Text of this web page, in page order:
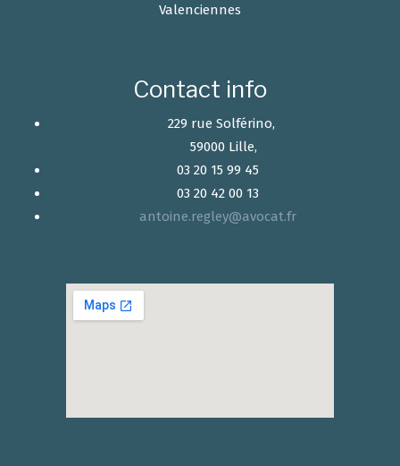
Valenciennes
Contact info
229 rue Solférino,
59000 Lille,
03 20 15 99 45
03 20 42 00 13
antoine.regley@avocat.fr